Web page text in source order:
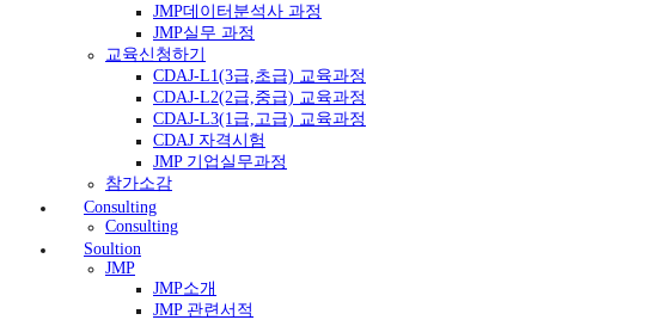
JMP데이터분석사 과정
JMP실무 과정
교육신청하기
CDAJ-L1(3급,초급) 교육과정
CDAJ-L2(2급,중급) 교육과정
CDAJ-L3(1급,고급) 교육과정
CDAJ 자격시험
JMP 기업실무과정
참가소감
Consulting
Consulting
Soultion
JMP
JMP소개
JMP 관련서적